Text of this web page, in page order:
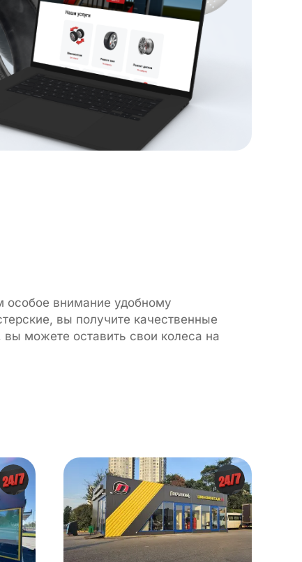
особое внимание удобному
вы получите качественные
можете оставить свои колеса на